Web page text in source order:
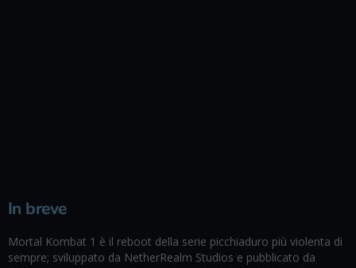
In breve
Mortal Kombat 1 è il reboot della serie picchiaduro più violenta di
sempre; sviluppato da NetherRealm Studios e pubblicato da